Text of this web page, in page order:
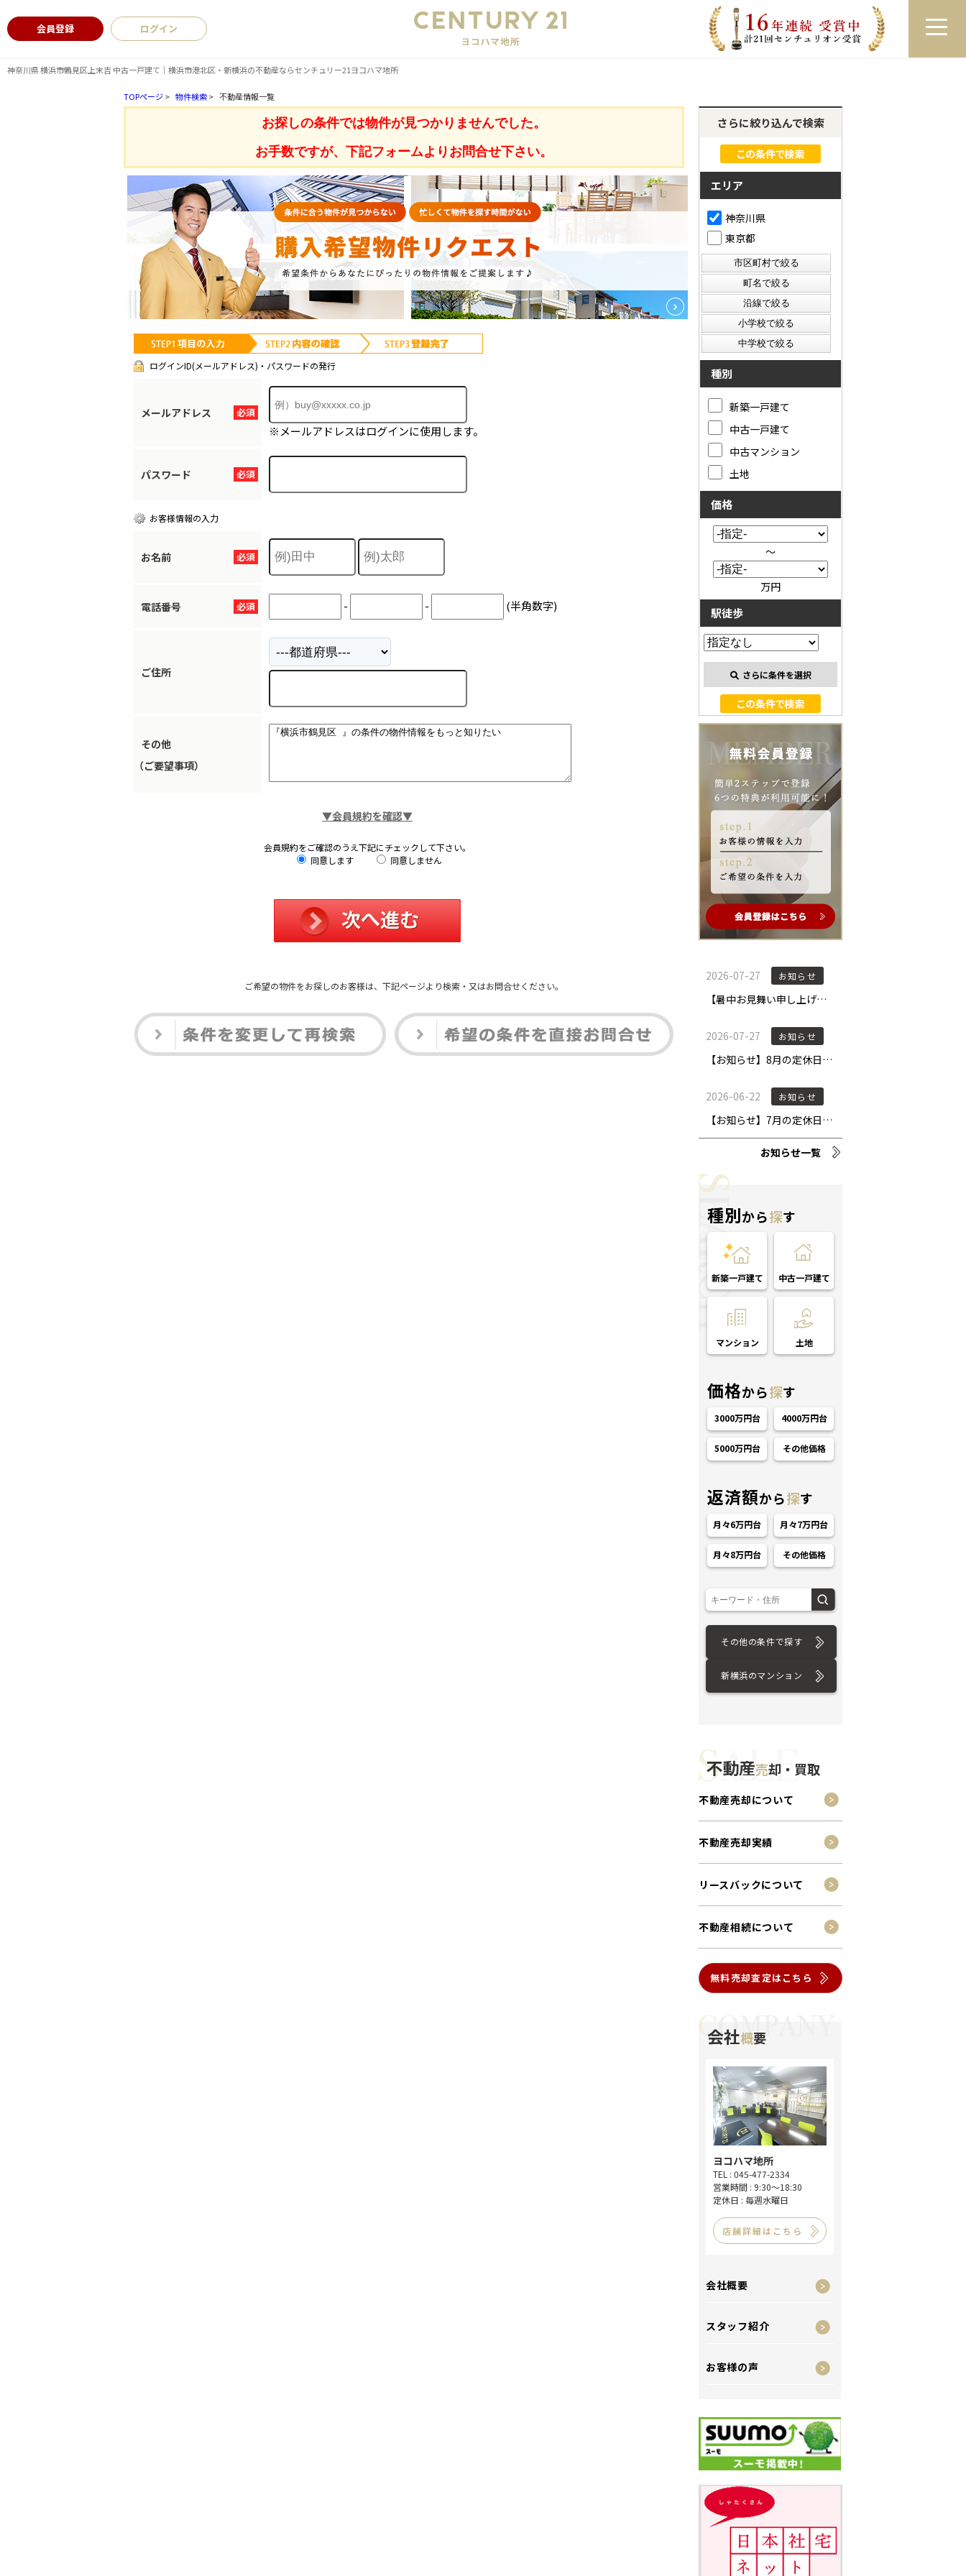
神奈川県 横浜市鶴見区上末吉 中古一戸建て｜横浜市港北区・新横浜の不動産ならセンチュリー21ヨコハマ地所
会員登録 ログイン ログイン 来店予約 LINEで相談
TOPページ> 物件検索> 不動産情報一覧
お探しの条件では物件が見つかりませんでした。
お手数ですが、下記フォームよりお問合せ下さい。
ログインID(メールアドレス)・パスワードの発行
必須
メールアドレス
※メールアドレスはログインに使用します。
必須
パスワード
お客様情報の入力
必須
お名前
必須
電話番号 - - (半角数字)
ご住所
その他
（ご要望事項）
▼会員規約を確認▼
会員規約をご確認のうえ下記にチェックして下さい。
同意します
同意しません
ご希望の物件をお探しのお客様は、下記ページより検索・又はお問合せください。
さらに絞り込んで検索
エリア
神奈川県
東京都
種別
新築一戸建て
中古一戸建て
中古マンション
土地
価格
～
万円
駅徒歩
さらに条件を選択
お知らせ一覧
種別から探す
新築一戸建て 中古一戸建て
マンション 土地
価格から探す
3000万円台 4000万円台
5000万円台 その他価格
返済額から探す
月々6万円台 月々7万円台
月々8万円台 その他価格
その他の条件で探す
新横浜のマンション
不動産売却・買取
不動産売却について
不動産売却実績
リースバックについて
不動産相続について
無料売却査定はこちら
会社概要
ヨコハマ地所
TEL : 045-477-2334
営業時間 : 9:30～18:30
定休日 : 毎週水曜日
店舗詳細はこちら
会社概要
スタッフ紹介
お客様の声